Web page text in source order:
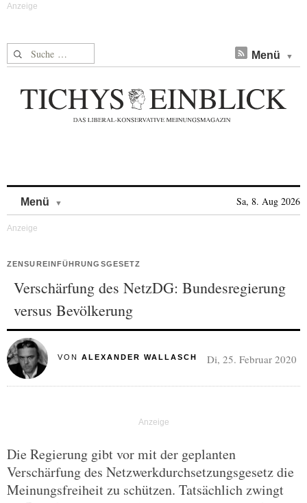
Suche nach: Menü
Menü Sa, 8. Aug 2026
ZENSUREINFÜHRUNGSGESETZ
Verschärfung des NetzDG: Bundesregierung
versus Bevölkerung
VON ALEXANDER WALLASCH Di, 25. Februar 2020
Die Regierung gibt vor mit der geplanten
Verschärfung des Netzwerkdurchsetzungsgesetz die
Meinungsfreiheit zu schützen. Tatsächlich zwingt